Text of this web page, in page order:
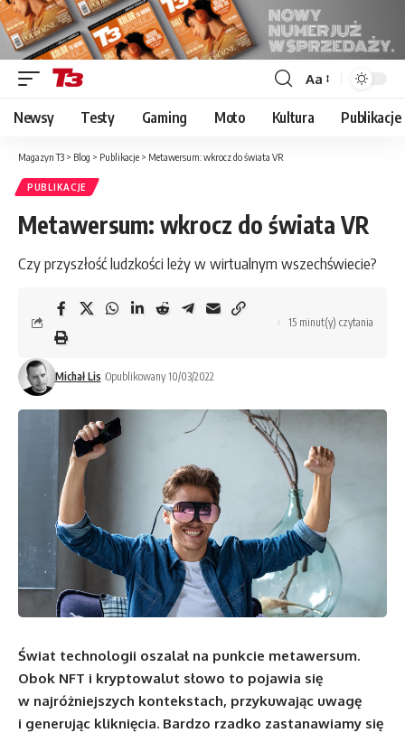
Font
Resizer
Aa
Newsy Testy Gaming Moto Kultura Publikacje
Magazyn T3 > Blog > Publikacje > Metawersum: wkrocz do świata VR
PUBLIKACJE
Metawersum: wkrocz do świata VR
Czy przyszłość ludzkości leży w wirtualnym wszechświecie?
Michał Lis Opublikowany 10/03/2022
15 minut(y) czytania
Świat technologii oszalał na punkcie metawersum.
Obok NFT i kryptowalut słowo to pojawia się
w najróżniejszych kontekstach, przykuwając uwagę
i generując kliknięcia. Bardzo rzadko zastanawiamy się